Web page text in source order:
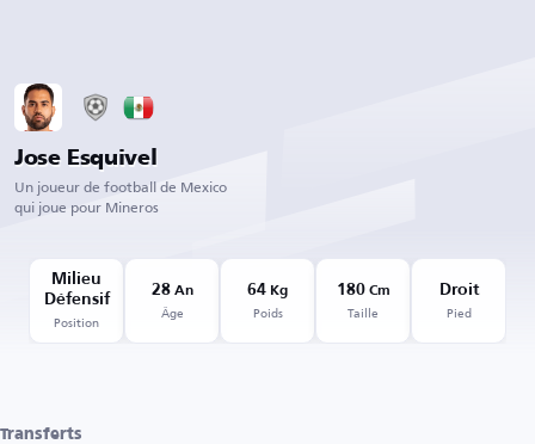
Jose Esquivel
Un joueur de football de Mexico
qui joue pour Mineros
Milieu
Défensif
Position
28An
Âge
64 Kg
Poids
180Cm
Taille
Droit
Pied
Transferts